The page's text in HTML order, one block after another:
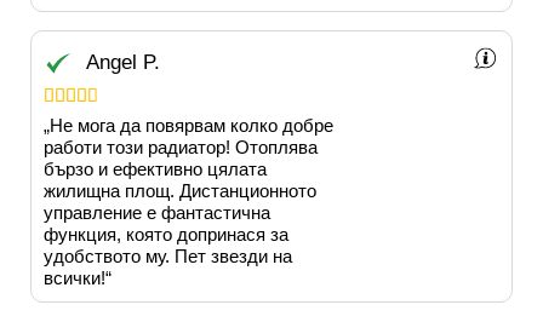
Angel P.
    
„Не мога да повярвам колко добре
работи този радиатор! Отоплява
бързо и ефективно цялата
жилищна площ. Дистанционното
управление е фантастична
функция, която допринася за
удобството му. Пет звезди на
всички!“